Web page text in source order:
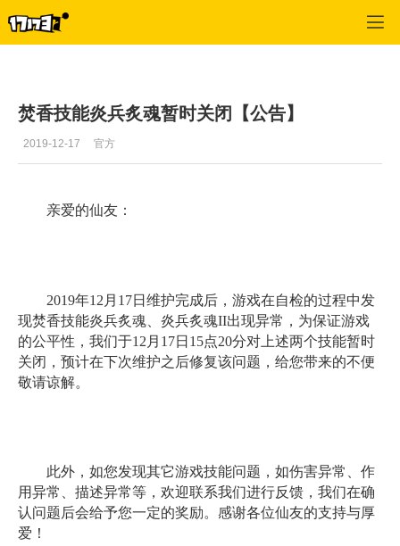
焚香技能炎兵炙魂暂时关闭【公告】
2019-12-17 官方
亲爱的仙友：
2019年12月17日维护完成后，游戏在自检的过程中发
现焚香技能炎兵炙魂、炎兵炙魂II出现异常，为保证游戏
的公平性，我们于12月17日15点20分对上述两个技能暂时
关闭，预计在下次维护之后修复该问题，给您带来的不便
敬请谅解。
此外，如您发现其它游戏技能问题，如伤害异常、作
用异常、描述异常等，欢迎联系我们进行反馈，我们在确
认问题后会给予您一定的奖励。感谢各位仙友的支持与厚
爱！